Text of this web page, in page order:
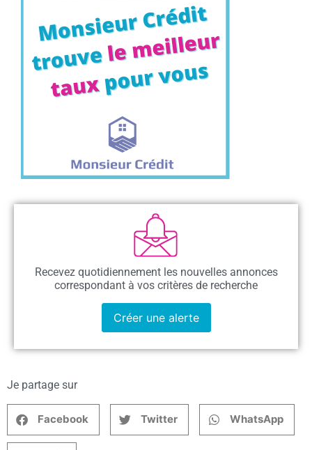
Recevez quotidiennement les nouvelles annonces
correspondant à vos critères de recherche
Créer une alerte
Je partage sur
Facebook Twitter WhatsApp